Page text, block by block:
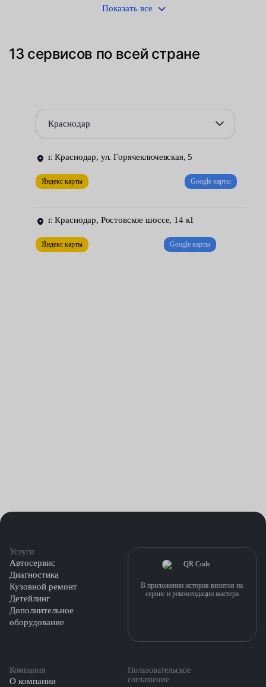
Для замены вышедшей из строя детали, в центрах
колонки;
снимают контактную группу;
вставляют ключ в замочную скважину и поворачивают
Только после этого, вооружившись специальными
инструментами, распиливают отрывной болт — его головка
определенным усилием.
Чтобы снять замок зажигания и установить новую запасную
Показать все
13 сервисов по всей стране
Краснодар
г. Краснодар, ул. Горячеключевская, 5
Яндекс карты Google карты
г. Краснодар, Ростовское шоссе, 14 к1
Яндекс карты Google карты
Услуги
Автосервис
Диагностика
Кузовной ремонт
Детейлинг
Дополнительное
оборудование
Компания
О компании
Пользовательское
соглашение
В приложении история визитов на
сервис и рекомендации мастера